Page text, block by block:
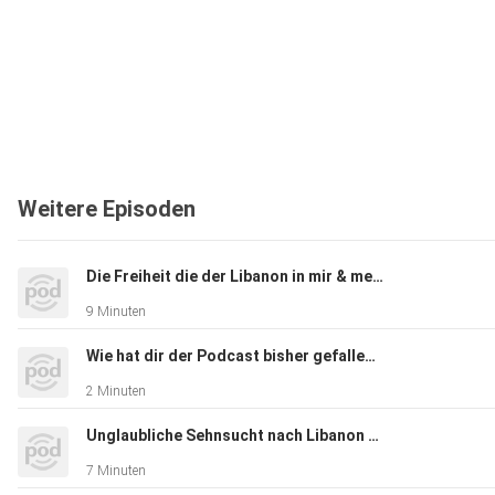
Weitere Episoden
Die Freiheit die der Libanon in mir & meinem besten Freund auslöst
9 Minuten
Wie hat dir der Podcast bisher gefallen & was wünschst Du dir für 2021?
2 Minuten
Unglaubliche Sehnsucht nach Libanon - Ich vermisse dich
7 Minuten